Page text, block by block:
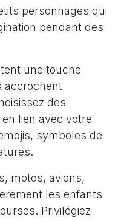
personnages qui
pendant des
une touche
accrochent
des
lien avec votre
symboles de
motos, avions,
les enfants
Privilégiez